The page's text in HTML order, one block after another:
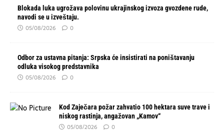
Blokada luka ugrožava polovinu ukrajinskog izvoza gvozdene rude,
navodi se u izveštaju.
05/08/2026 0
Odbor za ustavna pitanja: Srpska će insistirati na poništavanju
odluka visokog predstavnika
05/08/2026 0
Kod Zaječara požar zahvatio 100 hektara suve trave i
niskog rastinja, angažovan „Kamov“
05/08/2026 0